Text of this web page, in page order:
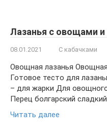
Лазанья с овощами
08.01.2021 С кабачками
Овощная лазанья
Готовое тесто для
– для жарки Для
Перец болгарский
Читать далее